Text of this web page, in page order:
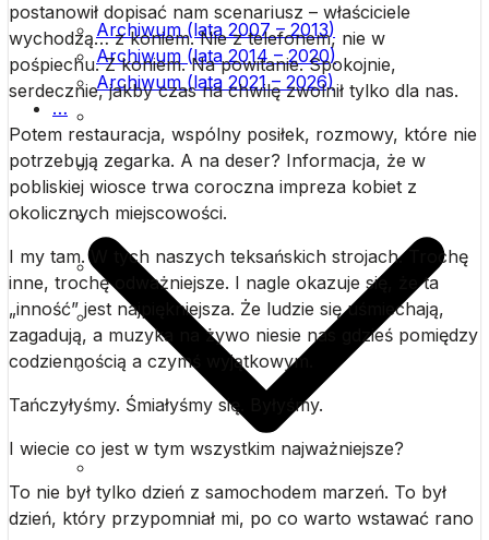
List przewodni
Prenumerata
Impressum
Moduły reklamowe
Cennik
Polityka prywatności (plików
cookies) serwisu
Warunki ogólne
Archiwum (lata 2007 – 2013)
Archiwum (lata 2014 – 2020)
Archiwum (lata 2021 – 2026)
…
postanowił dopisać nam scenariusz – właściciele
wychodzą… z koniem. Nie z telefonem, nie w
pośpiechu. Z koniem. Na powitanie. Spokojnie,
serdecznie, jakby czas na chwilę zwolnił tylko dla nas.
Potem restauracja, wspólny posiłek, rozmowy, które nie
potrzebują zegarka. A na deser? Informacja, że w
pobliskiej wiosce trwa coroczna impreza kobiet z
okolicznych miejscowości.
I my tam. W tych naszych teksańskich strojach. Trochę
inne, trochę odważniejsze. I nagle okazuje się, że ta
„inność” jest najpiękniejsza. Że ludzie się uśmiechają,
zagadują, a muzyka na żywo niesie nas gdzieś pomiędzy
codziennością a czymś wyjątkowym.
Tańczyłyśmy. Śmiałyśmy się. Byłyśmy.
I wiecie co jest w tym wszystkim najważniejsze?
To nie był tylko dzień z samochodem marzeń. To był
dzień, który przypomniał mi, po co warto wstawać rano